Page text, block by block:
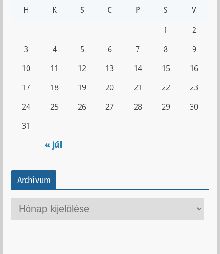
H
K S C P S V
« júl
1
2
3
4 5 6 7 8
9
10
11 12 13 14 15
16
17
18 19 20 21 22
23
24
25 26 27 28 29
30
31
Archívum
r